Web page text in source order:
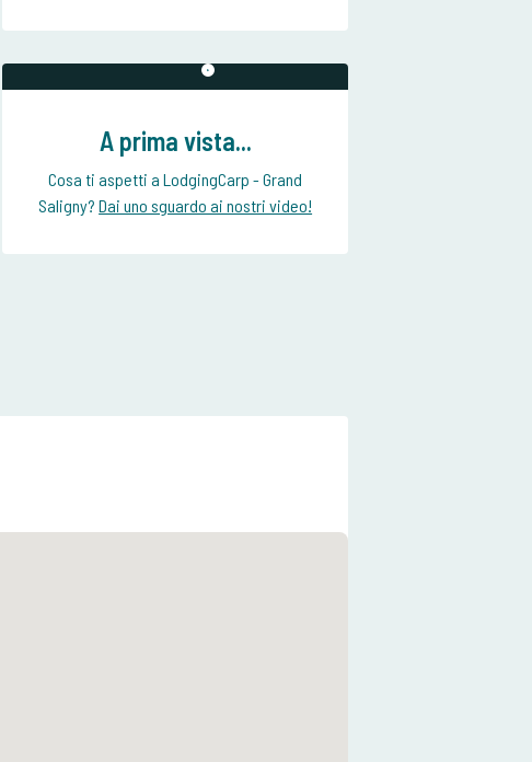
A prima vista...
Cosa ti aspetti a LodgingCarp - Grand
Saligny? Dai uno sguardo ai nostri video!